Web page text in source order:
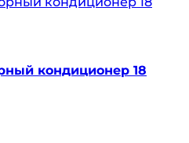
кондиционер 18